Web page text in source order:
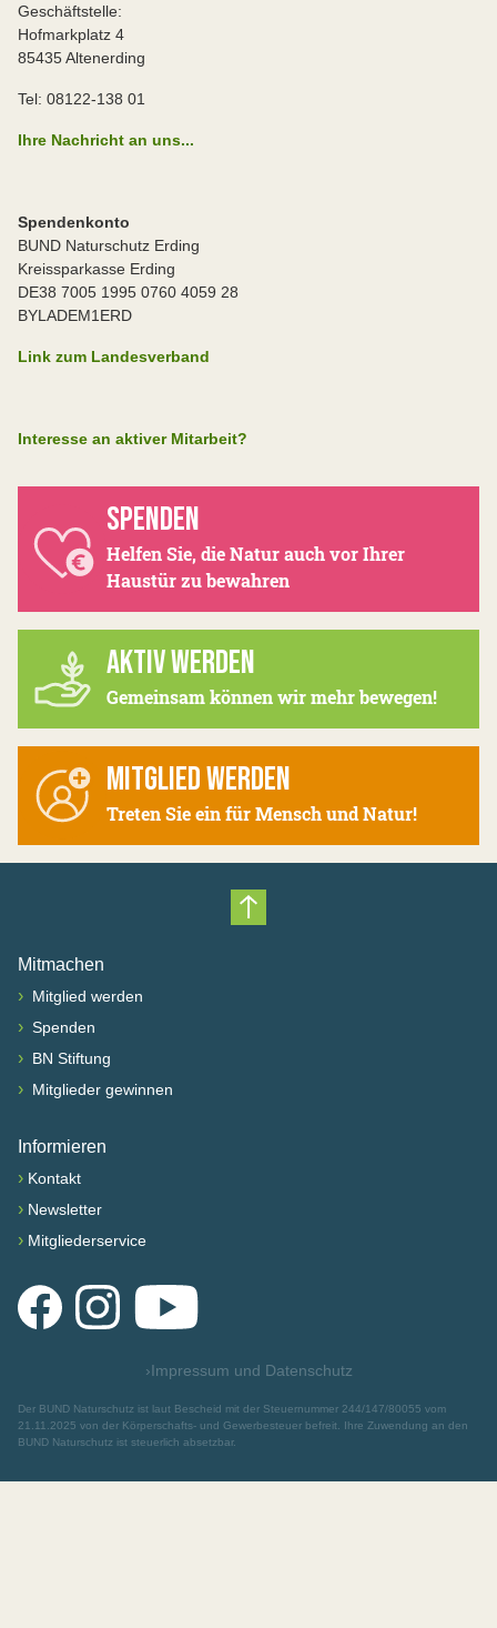
Geschäftstelle:
Hofmarkplatz 4
85435 Altenerding
Tel: 08122-138 01
Ihre Nachricht an uns...
Spendenkonto
BUND Naturschutz Erding
Kreissparkasse Erding
DE38 7005 1995 0760 4059 28
BYLADEM1ERD
Link zum Landesverband
Interesse an aktiver Mitarbeit?
SPENDEN
Helfen Sie, die Natur auch vor Ihrer
Haustür zu bewahren
AKTIV WERDEN
Gemeinsam können wir mehr bewegen!
MITGLIED WERDEN
Treten Sie ein für Mensch und Natur!
Nach oben scrollen
Mitmachen
› Mitglied werden
› Spenden
› BN Stiftung
› Mitglieder gewinnen
Informieren
› Kontakt
› Newsletter
› Mitgliederservice
FacebookInstagramYouTube
›Impressum und Datenschutz
Der BUND Naturschutz ist laut Bescheid mit der Steuernummer 244/147/80055 vom
21.11.2025 von der Körperschafts- und Gewerbesteuer befreit. Ihre Zuwendung an den
BUND Naturschutz ist steuerlich absetzbar.